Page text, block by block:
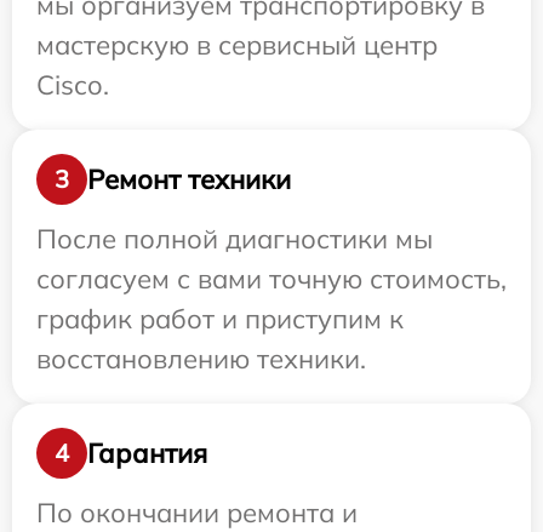
мастерскую в сервисный центр
Cisco.
3
Ремонт техники
После полной диагностики мы
согласуем с вами точную стоимость,
график работ и приступим к
восстановлению техники.
4
Гарантия
По окончании ремонта и